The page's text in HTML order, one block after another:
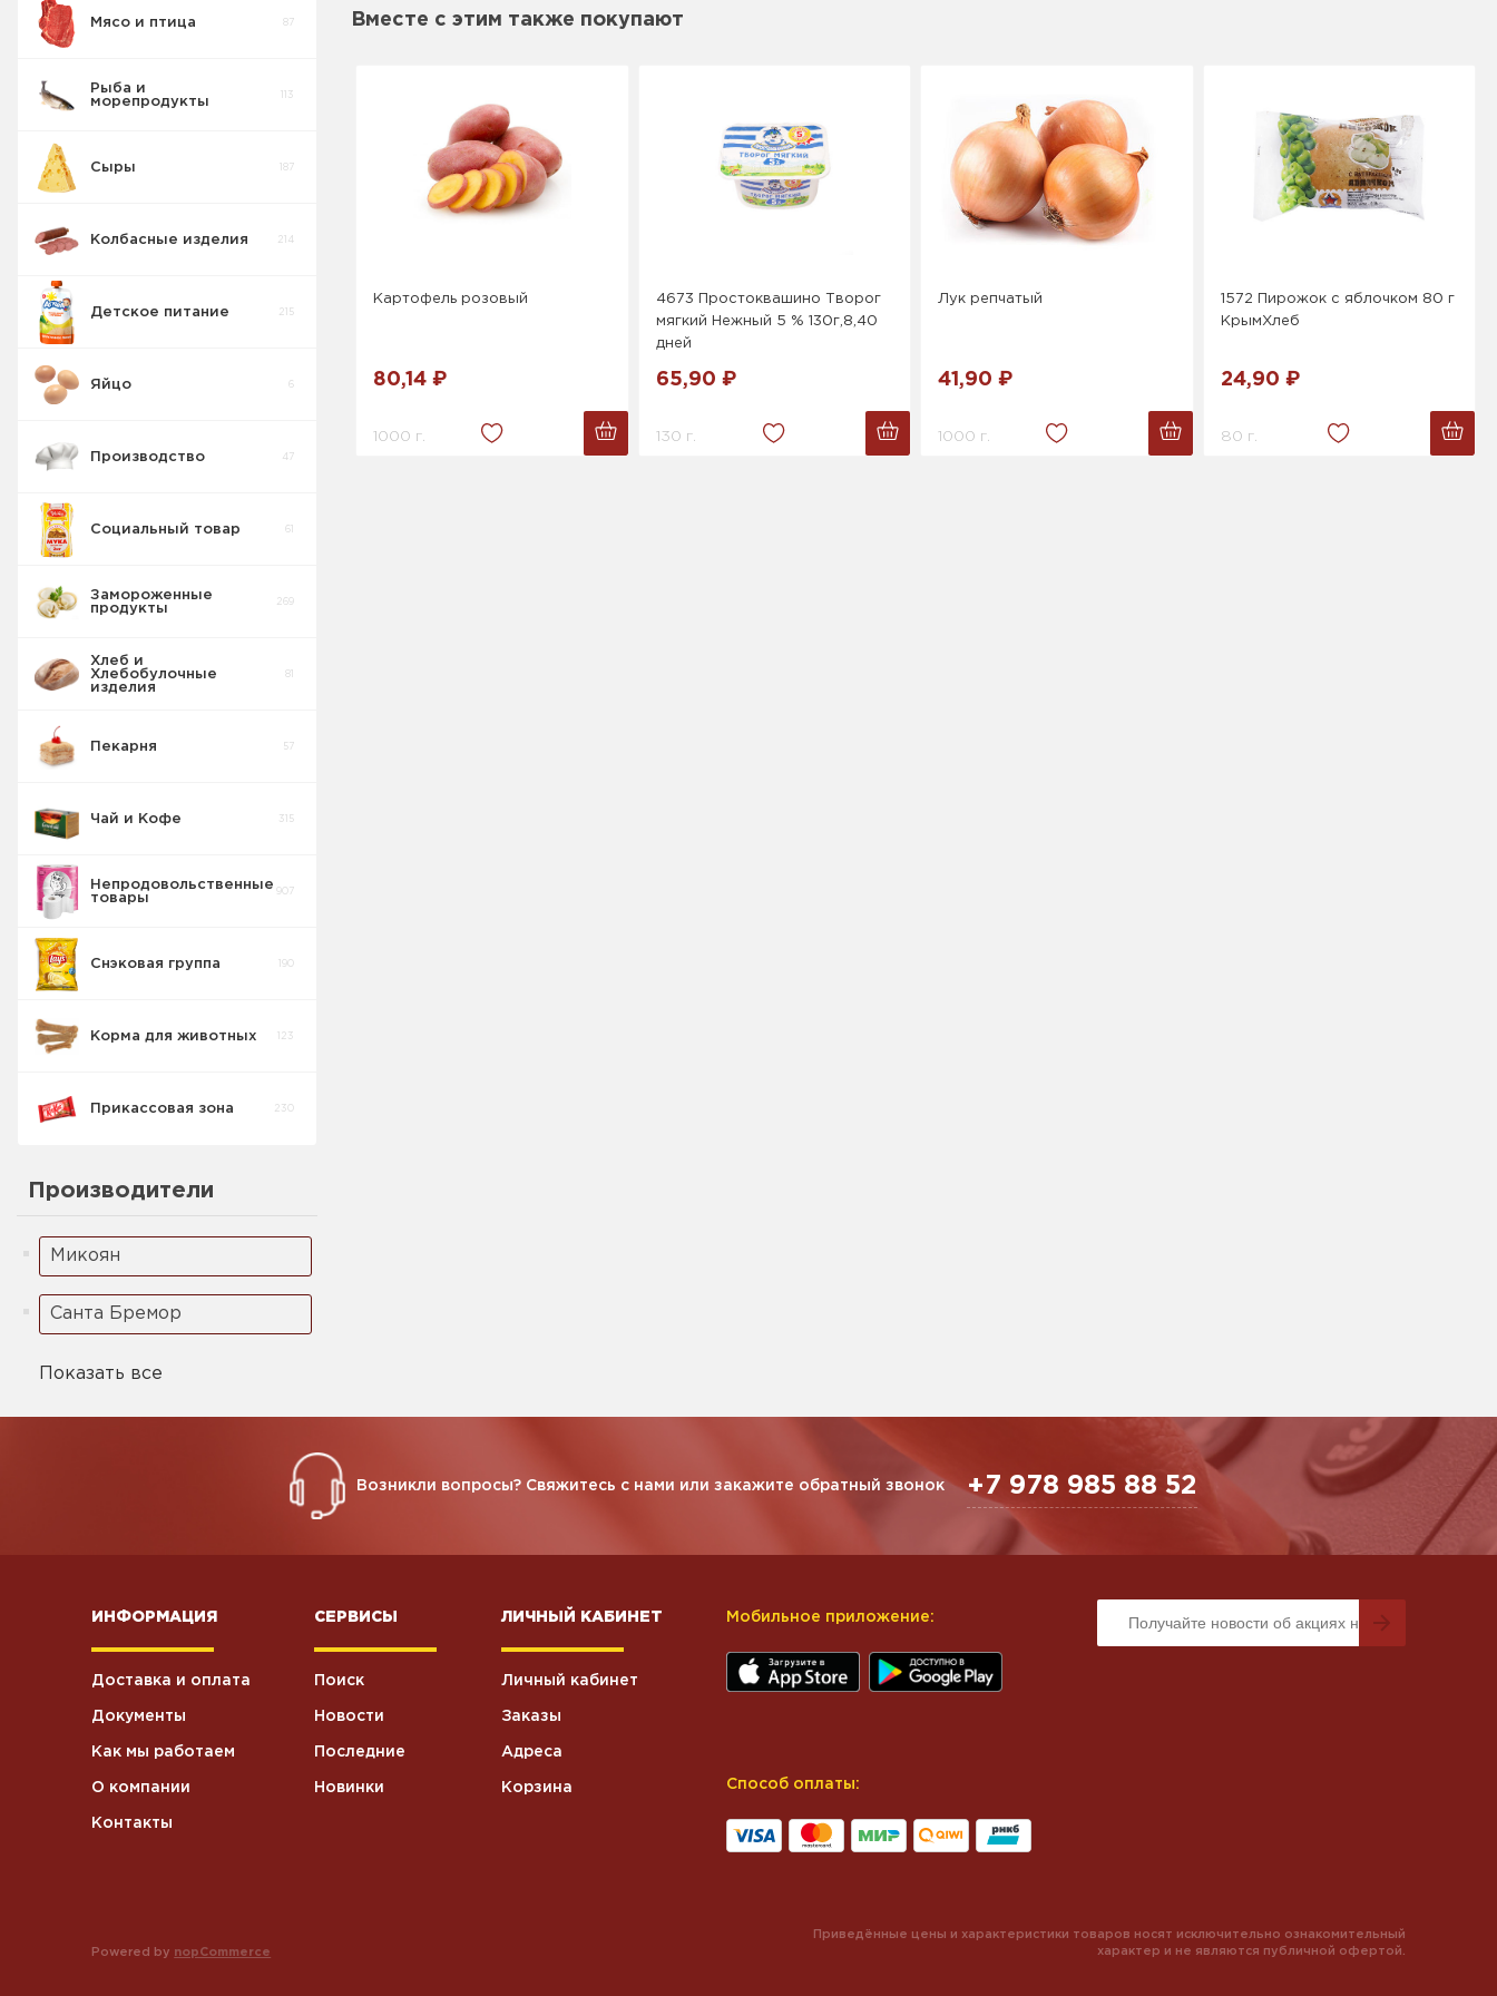
Печенье
Изделия
Торты
Вафельные
изделия
Шоколадные
Конфеты
Сушка
Кукурузные
Мясо и птица 87
Рыба и
морепродукты
113
Сыры 187
Колбасные изделия 214
Детское питание 215
Яйцо 6
Производство 47
Социальный товар 61
Замороженные
продукты
269
Хлеб и
Хлебобулочные
изделия
81
Пекарня 57
Чай и Кофе 315
Непродовольственные
товары
907
Снэковая группа 190
Корма для животных 123
Прикассовая зона 230
Производители
Микоян
Санта Бремор
Показать все
Вместе с этим также покупают
Картофель розовый
80,14 ₽
1000 г.
4673 Простоквашино Творог
мягкий Нежный 5 % 130г,8,40
дней
65,90 ₽
130 г.
Лук репчатый
41,90 ₽
1000 г.
1572 Пирожок с яблочком 80 г
КрымХлеб
24,90 ₽
80 г.
Возникли вопросы? Свяжитесь с нами или закажите обратный звонок +7 978 985 88 52
ИНФОРМАЦИЯ
Доставка и оплата
Документы
Как мы работаем
О компании
Контакты
СЕРВИСЫ
Поиск
Новости
Последние
Новинки
ЛИЧНЫЙ КАБИНЕТ
Личный кабинет
Заказы
Адреса
Корзина
Мобильное приложение:
Способ оплаты:
Powered by nopCommerce
Приведённые цены и характеристики товаров носят исключительно ознакомительный
характер и не являются публичной офертой.